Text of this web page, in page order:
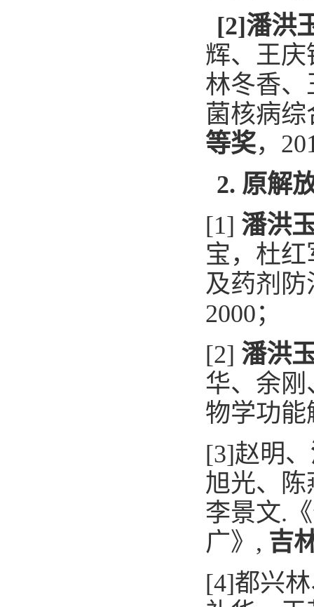
[2]潘洪
辉、王
林冬香
菌核病
等奖，
2. 原解
[1] 潘洪
宝，杜
及药剂
2000；
[2] 潘洪
华、余
物学功
[3]赵明、
旭光、
李景文. 《
广》 , 吉
[4]都兴